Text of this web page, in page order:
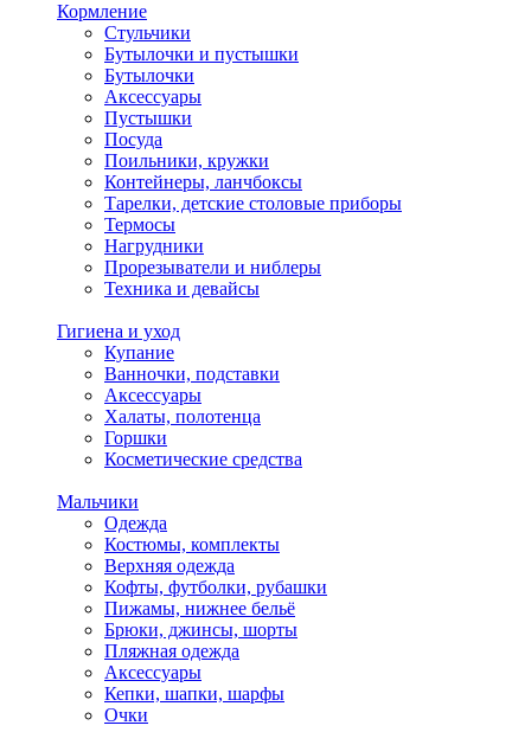
Кормление
Стульчики
Бутылочки и пустышки
Бутылочки
Аксессуары
Пустышки
Посуда
Поильники, кружки
Контейнеры, ланчбоксы
Тарелки, детские столовые приборы
Термосы
Нагрудники
Прорезыватели и ниблеры
Техника и девайсы
Гигиена и уход
Купание
Ванночки, подставки
Аксессуары
Халаты, полотенца
Горшки
Косметические средства
Мальчики
Одежда
Костюмы, комплекты
Верхняя одежда
Кофты, футболки, рубашки
Пижамы, нижнее бельё
Брюки, джинсы, шорты
Пляжная одежда
Аксессуары
Кепки, шапки, шарфы
Очки